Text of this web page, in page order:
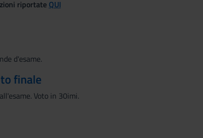
riportate QUI
d'esame.
finale
Voto in 30imi.